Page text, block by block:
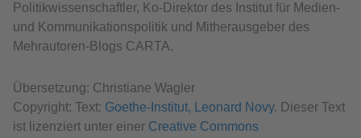
Politikwissenschaftler, Ko-Direktor des Institut für Medien-
und Kommunikationspolitik und Mitherausgeber des
Mehrautoren-Blogs CARTA.
Übersetzung: Christiane Wagler
Copyright: Text: Goethe-Institut, Leonard Novy. Dieser Text
ist lizenziert unter einer Creative Commons